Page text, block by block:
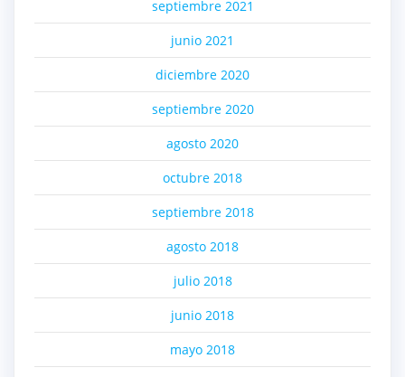
septiembre 2021
junio 2021
diciembre 2020
septiembre 2020
agosto 2020
octubre 2018
septiembre 2018
agosto 2018
julio 2018
junio 2018
mayo 2018